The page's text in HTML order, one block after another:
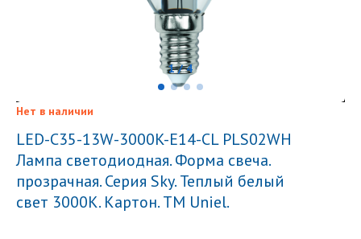
1 / 4
Нет в наличии
LED-C35-13W-3000K-E14-CL PLS02WH
Лампа светодиодная. Форма свеча.
прозрачная. Серия Sky. Теплый белый
свет 3000К. Картон. ТМ Uniel.